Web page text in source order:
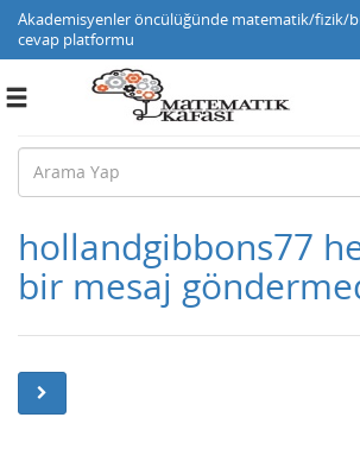
Akademisyenler öncülüğünde matematik/fizik/
cevap platformu
Toggle
hollandgibbons77
bir mesaj